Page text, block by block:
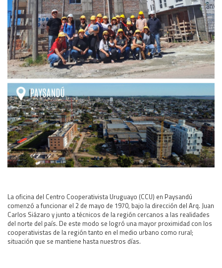
Área Rural
Acerca del Área
Programas
Programas Centrales
REGIONAL LITORAL
Revista Dinámica
Recursos Digitales
PUBLICACIONES
ENLACES
CONTACTO
La oficina del Centro Cooperativista Uruguayo (CCU) en Paysandú
comenzó a funcionar el 2 de mayo de 1970, bajo la dirección del Arq. Juan
Carlos Siázaro y junto a técnicos de la región cercanos a las realidades
del norte del país. De este modo se logró una mayor proximidad con los
cooperativistas de la región tanto en el medio urbano como rural;
situación que se mantiene hasta nuestros días.